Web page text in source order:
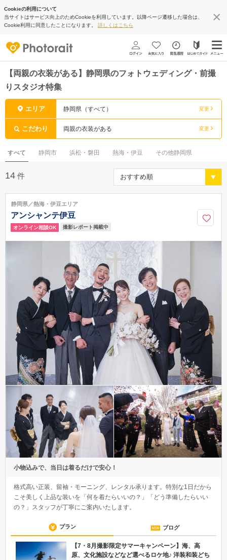
Cookieの利用について
当サイトはサービス向上のためCookieを利用しています。以降ページ遷移した場合は、
Cookie利用に同意したことになります。 詳しくはこちら
【両親の衣装がある】静岡県のフォトウェディング・前撮
りスタジオ特集
エリア 静岡県（すべて） 変更
こだわり 両親の衣装がある 変更
すべて 静岡市 浜松・磐田 熱海・伊豆 その他静岡県
14 件
静岡県／熱海・伊豆エリア
アンシャンテ伊豆
オンライン相談OK 撮影レポート掲載中
小物込みで、当日は着るだけで安心！
格式高い正装、留袖・モーニング、レンタル承ります。特別な1日だから
こそ美しく上品な装いを「何を着たらいいの？」「どう準備したらいい
の？」スタッフが丁寧にご案内いたします。
プラン ブログ
【7・8月撮影限定サマーキャンペーン】海、高
原、文化施設などなど選べるロケ地♪ 洋装和装どち